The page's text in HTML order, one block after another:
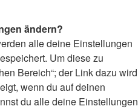
ändern?
alle deine Einstellungen
Um diese zu
Bereich“; der Link dazu wird
wenn du auf deinen
du alle deine Einstellungen